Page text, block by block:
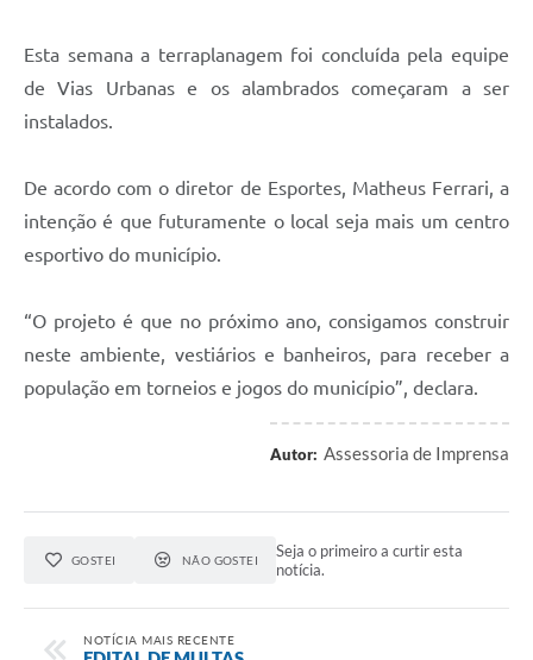
Esta semana a terraplanagem foi concluída pela equipe
de Vias Urbanas e os alambrados começaram a ser
instalados.
De acordo com o diretor de Esportes, Matheus Ferrari, a
intenção é que futuramente o local seja mais um centro
esportivo do município.
“O projeto é que no próximo ano, consigamos construir
neste ambiente, vestiários e banheiros, para receber a
população em torneios e jogos do município”, declara.
Autor: Assessoria de Imprensa
GOSTEI NÃO GOSTEI
Seja o primeiro a curtir esta
notícia.
NOTÍCIA MAIS RECENTE